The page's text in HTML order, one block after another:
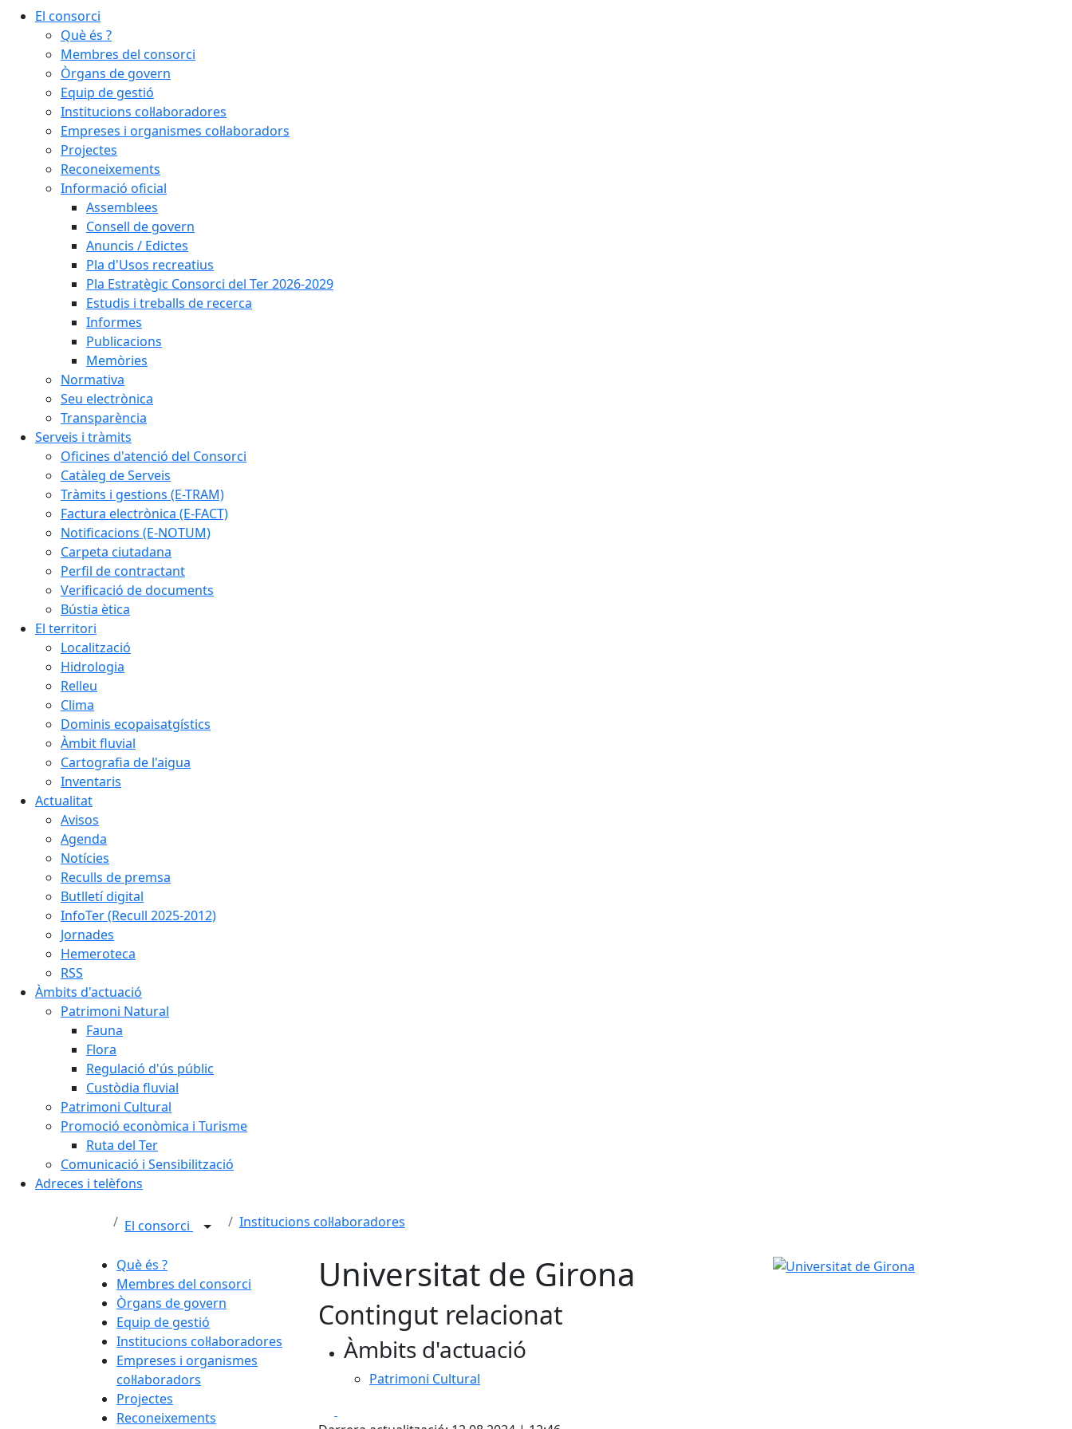
El consorci
Què és ?
Membres del consorci
Òrgans de govern
Equip de gestió
Institucions col·laboradores
Empreses i organismes col·laboradors
Projectes
Reconeixements
Informació oficial
Assemblees
Consell de govern
Anuncis / Edictes
Pla d'Usos recreatius
Pla Estratègic Consorci del Ter 2026-2029
Estudis i treballs de recerca
Informes
Publicacions
Memòries
Normativa
Seu electrònica
Transparència
Serveis i tràmits
Oficines d'atenció del Consorci
Catàleg de Serveis
Tràmits i gestions (E-TRAM)
Factura electrònica (E-FACT)
Notificacions (E-NOTUM)
Carpeta ciutadana
Perfil de contractant
Verificació de documents
Bústia ètica
El territori
Localització
Hidrologia
Relleu
Clima
Dominis ecopaisatgístics
Àmbit fluvial
Cartografia de l'aigua
Inventaris
Actualitat
Avisos
Agenda
Notícies
Reculls de premsa
Butlletí digital
InfoTer (Recull 2025-2012)
Jornades
Hemeroteca
RSS
Àmbits d'actuació
Patrimoni Natural
Fauna
Flora
Regulació d'ús públic
Custòdia fluvial
Patrimoni Cultural
Promoció econòmica i Turisme
Ruta del Ter
Comunicació i Sensibilització
Adreces i telèfons
El consorci Institucions col·laboradores
Què és ?
Membres del consorci
Òrgans de govern
Equip de gestió
Institucions col·laboradores
Empreses i organismes
col·laboradors
Projectes
Reconeixements
Universitat de Girona
Contingut relacionat
Àmbits d'actuació
Patrimoni Cultural
Universitat de Girona